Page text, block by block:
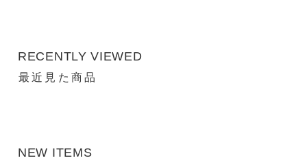
RECENTLY VIEWED
最近見た商品
NEW ITEMS